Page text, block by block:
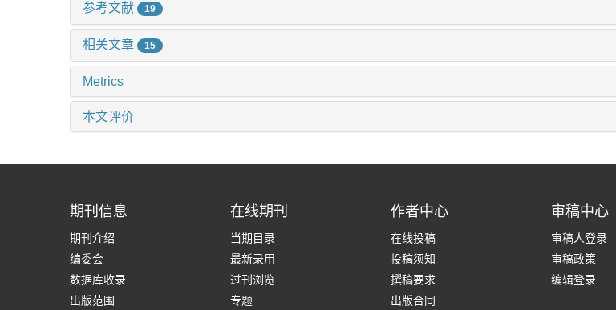
参考文献 19
相关文章 15
Metrics
本文评价
期刊信息
期刊介绍
编委会
数据库收录
出版范围
在线期刊
当期目录
最新录用
过刊浏览
专题
作者中心
在线投稿
投稿须知
撰稿要求
出版合同
审稿中心
审稿人登录
审稿政策
编辑登录